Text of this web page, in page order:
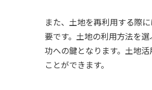
また、土地を再利用する際
要です。土地の利用方法を
功への鍵となります。土地
ことができます。